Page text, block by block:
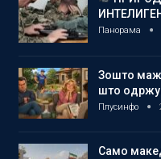
Панорама
Зошто
што
Плусинфо
Само